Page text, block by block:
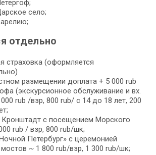
село;
отдельно
страховка (оформляется
размещении доплата + 5 000 rub
(экскурсионное обслуживание и вх.
rub /взр, 800 rub/ c 14 до 18 лет, 200
Кронштадт с посещением Морского
rub / взр, 800 rub/шк;
Петербург» с церемонией
~ 1 800 rub/взр, 1 300 rub/шк;